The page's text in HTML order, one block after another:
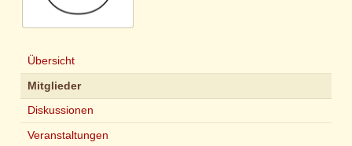
Übersicht
Mitglieder
Diskussionen
Veranstaltungen